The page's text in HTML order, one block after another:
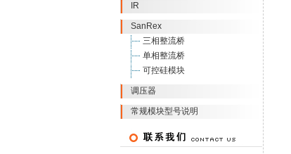
IR
SanRex
三相整流桥
单相整流桥
可控硅模块
调压器
常规模块型号说明